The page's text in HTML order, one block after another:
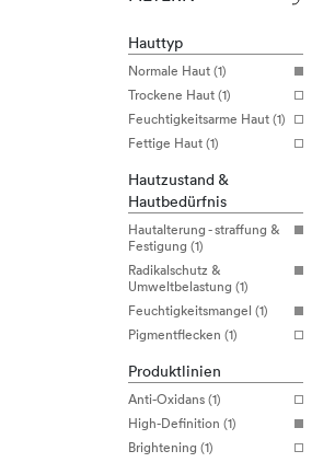
Hauttyp
Normale Haut (1)
Trockene Haut (1)
Feuchtigkeitsarme Haut (1)
Fettige Haut (1)
Hautzustand &
Hautbedürfnis
Hautalterung - straffung &
Festigung (1)
Radikalschutz &
Umweltbelastung (1)
Feuchtigkeitsmangel (1)
Pigmentflecken (1)
Produktlinien
Anti-Oxidans (1)
High-Definition (1)
Brightening (1)